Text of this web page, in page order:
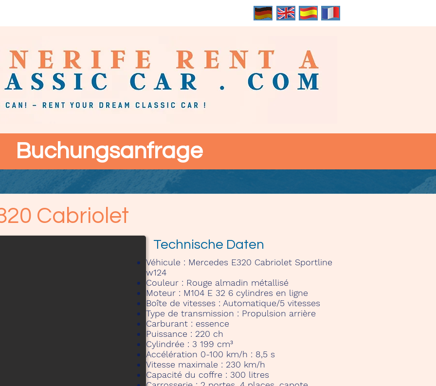
Buchungsanfrage
Cabriolet
Technische Daten
Véhicule : Mercedes E320 Cabriolet Sportline
w124
Couleur : Rouge almadin métallisé
Moteur : M104 E 32 6 cylindres en ligne
Boîte de vitesses : Automatique/5 vitesses
Type de transmission : Propulsion arrière
Carburant : essence
Puissance : 220 ch
Cylindrée : 3 199 cm³
Accélération 0-100 km/h : 8,5 s
Vitesse maximale : 230 km/h
Capacité du coffre : 300 litres